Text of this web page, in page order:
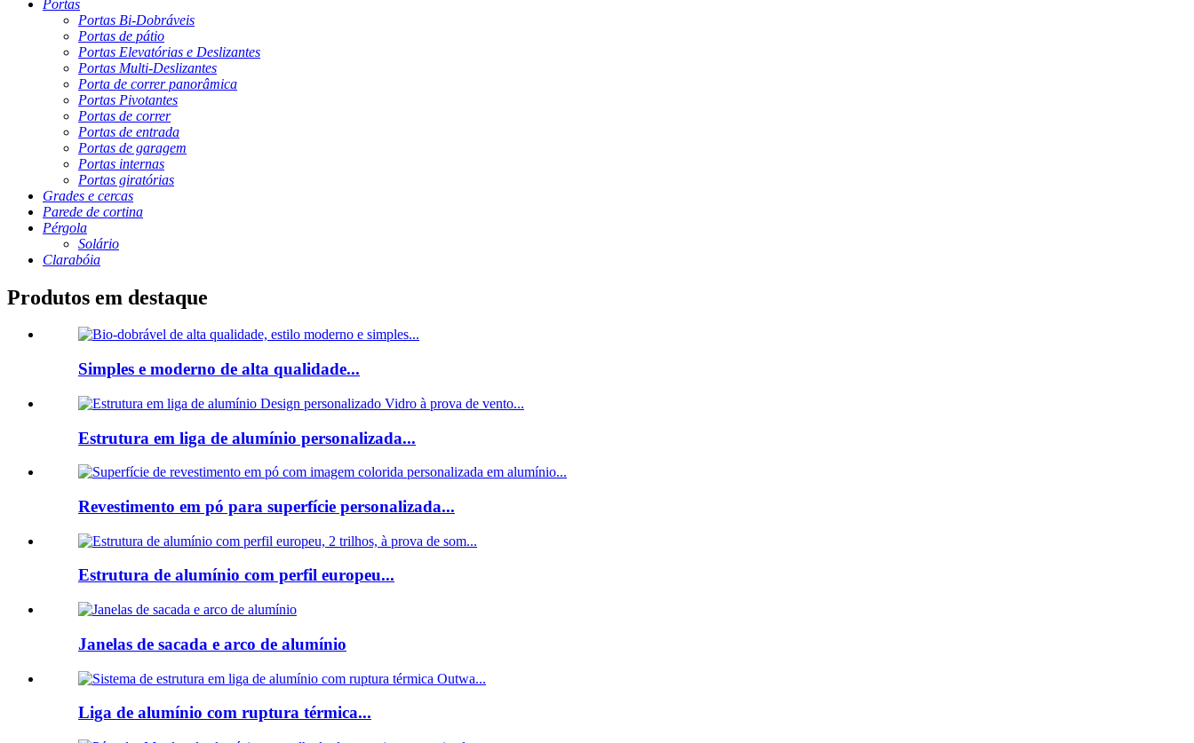
Portas
Portas Bi-Dobráveis
Portas de pátio
Portas Elevatórias e Deslizantes
Portas Multi-Deslizantes
Porta de correr panorâmica
Portas Pivotantes
Portas de correr
Portas de entrada
Portas de garagem
Portas internas
Portas giratórias
Grades e cercas
Parede de cortina
Pérgola
Solário
Clarabóia
Produtos em destaque
Simples e moderno de alta qualidade...
Estrutura em liga de alumínio personalizada...
Revestimento em pó para superfície personalizada...
Estrutura de alumínio com perfil europeu...
Janelas de sacada e arco de alumínio
Liga de alumínio com ruptura térmica...